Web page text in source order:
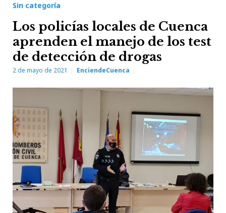
Sin categoría
Los policías locales de Cuenca
aprenden el manejo de los test
de detección de drogas
2 de mayo de 2021 EnciendeCuenca